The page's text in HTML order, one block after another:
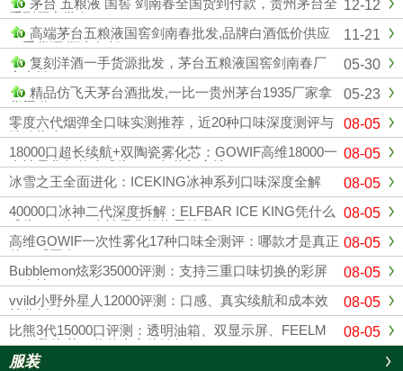
12-12
系列厂家批发
11-21
高端茅台五粮液国窖剑南春批发,品牌白酒低价供应
一手货源 顺丰包邮
05-30
复刻洋酒一手货源批发，茅台五粮液国窖剑南春厂
家直销
05-23
精品仿飞天茅台酒批发,一比一贵州茅台1935厂家拿
货渠道
08-05
零度六代烟弹全口味实测推荐，近20种口味深度测评与
选购指南
08-05
18000口超长续航+双陶瓷雾化芯：GOWIF高维18000一
次性雾化凭什么成为2026年热门之选
08-05
冰雪之王全面进化：ICEKING冰神系列口味深度全解
08-05
40000口冰神二代深度拆解：ELFBAR ICE KING凭什么
成为2026年一次性雾化的终局答案？
08-05
高维GOWIF一次性雾化17种口味全测评：哪款才是真正
的口感王者？
08-05
Bubblemon炫彩35000评测：支持三重口味切换的彩屏
一次性
08-05
vvild小野外星人12000评测：口感、真实续航和成本效
益分析
08-05
比熊3代15000口评测：透明油箱、双显示屏、FEELM
MAX陶瓷芯，你的真实体验如何？
服装